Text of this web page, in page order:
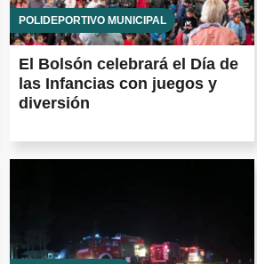
POLIDEPORTIVO MUNICIPAL
El Bolsón celebrará el Día de
las Infancias con juegos y
diversión